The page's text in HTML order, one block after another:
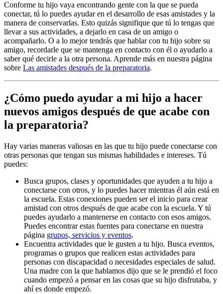
Conforme tu hijo vaya encontrando gente con la que se pueda
conectar, tú lo puedes ayudar en el desarrollo de esas amistades y la
manera de conservarlas. Esto quizás signifique que tú lo tengas que
llevar a sus actividades, a dejarlo en casa de un amigo o
acompañarlo. O a lo mejor tendrás que hablar con tu hijo sobre su
amigo, recordarle que se mantenga en contacto con él o ayudarlo a
saber qué decirle a la otra persona. Aprende más en nuestra página
sobre Las amistades después de la preparatoria.
¿Cómo puedo ayudar a mi hijo a hacer
nuevos amigos después de que acabe con
la preparatoria?
Hay varias maneras valiosas en las que tu hijo puede conectarse con
otras personas que tengan sus mismas habilidades e intereses. Tú
puedes:
Busca grupos, clases y oportunidades que ayuden a tu hijo a
conectarse con otros, y lo puedes hacer mientras él aún está en
la escuela. Estas conexiones pueden ser el inicio para crear
amistad con otros después de que acabe con la escuela. Y tú
puedes ayudarlo a mantenerse en contacto con esos amigos.
Puedes encontrar estas fuentes para conectarse en nuestra
página grupos, servicios y eventos.
Encuentra actividades que le gusten a tu hijo. Busca eventos,
programas o grupos que realicen estas actividades para
personas con discapacidad o necesidades especiales de salud.
Una madre con la que hablamos dijo que se le prendió el foco
cuando empezó a pensar en las cosas que su hijo disfrutaba, y
ahí es donde empezó.